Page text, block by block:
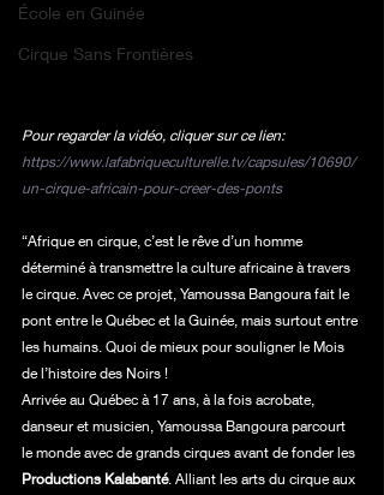
École en Guinée
Cirque Sans Frontières
Pour regarder la vidéo, cliquer sur ce lien:
https://www.lafabriqueculturelle.tv/capsules/10690/
un-cirque-africain-pour-creer-des-ponts
“Afrique en cirque, c’est le rêve d’un homme
déterminé à transmettre la culture africaine à travers
le cirque. Avec ce projet, Yamoussa Bangoura fait le
pont entre le Québec et la Guinée, mais surtout entre
les humains. Quoi de mieux pour souligner le Mois
de l’histoire des Noirs !
Arrivée au Québec à 17 ans, à la fois acrobate,
danseur et musicien, Yamoussa Bangoura parcourt
le monde avec de grands cirques avant de fonder les
Productions Kalabanté. Alliant les arts du cirque aux